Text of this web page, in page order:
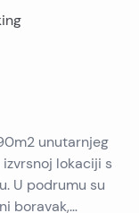
unutarnjeg
lokaciji s
U podrumu su
boravak,